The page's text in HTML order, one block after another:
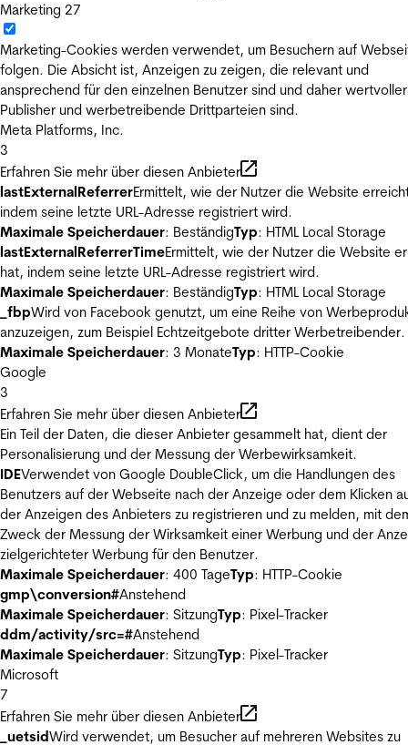
Marketing 27
Marketing-Cookies werden verwendet, um Besuchern auf
folgen. Die Absicht ist, Anzeigen zu zeigen, die relevant und
ansprechend für den einzelnen Benutzer sind und daher
Publisher und werbetreibende Drittparteien sind.
Meta Platforms, Inc.
3
Erfahren Sie mehr über diesen Anbieter
lastExternalReferrerErmittelt, wie der Nutzer die Website
indem seine letzte URL-Adresse registriert wird.
Maximale Speicherdauer: BeständigTyp: HTML Local Storage
lastExternalReferrerTimeErmittelt, wie der Nutzer die Website
hat, indem seine letzte URL-Adresse registriert wird.
Maximale Speicherdauer: BeständigTyp: HTML Local Storage
_fbpWird von Facebook genutzt, um eine Reihe von
anzuzeigen, zum Beispiel Echtzeitgebote dritter Werbetreibender.
Maximale Speicherdauer: 3 MonateTyp: HTTP-Cookie
Google
3
Erfahren Sie mehr über diesen Anbieter
Ein Teil der Daten, die dieser Anbieter gesammelt hat, dient der
Personalisierung und der Messung der Werbewirksamkeit.
IDEVerwendet von Google DoubleClick, um die Handlungen des
Benutzers auf der Webseite nach der Anzeige oder dem Klicken
der Anzeigen des Anbieters zu registrieren und zu melden, mit
Zweck der Messung der Wirksamkeit einer Werbung und der
zielgerichteter Werbung für den Benutzer.
Maximale Speicherdauer: 400 TageTyp: HTTP-Cookie
gmp\conversion#Anstehend
Maximale Speicherdauer: SitzungTyp: Pixel-Tracker
ddm/activity/src=#Anstehend
Maximale Speicherdauer: SitzungTyp: Pixel-Tracker
Microsoft
7
Erfahren Sie mehr über diesen Anbieter
_uetsidWird verwendet, um Besucher auf mehreren Websites zu